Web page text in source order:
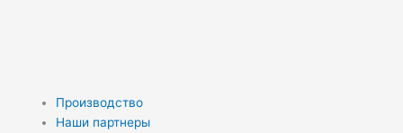
Производство
Наши партнеры